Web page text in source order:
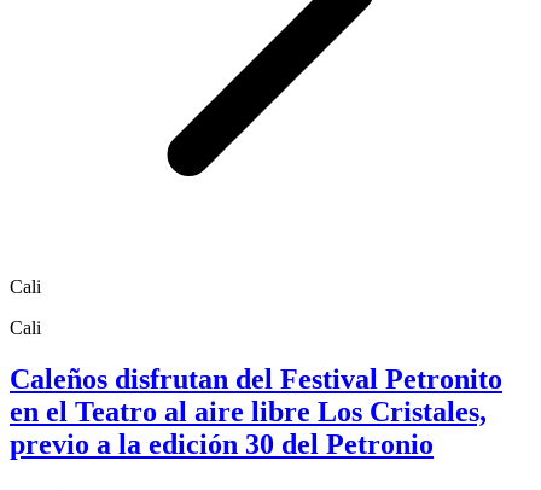
Cali
Cali
Caleños disfrutan del Festival Petronito
en el Teatro al aire libre Los Cristales,
previo a la edición 30 del Petronio